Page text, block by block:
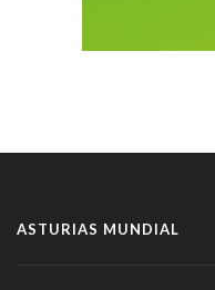
ASTURIAS MUNDIAL